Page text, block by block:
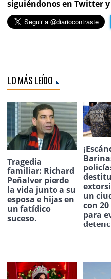
siguiéndonos en Twitter y
LO MÁS LEÍDO
Tragedia
familiar: Richard
Peñalver pierde
la vida junto a su
esposa e hijas en
un fatídico
suceso.
un
con
para